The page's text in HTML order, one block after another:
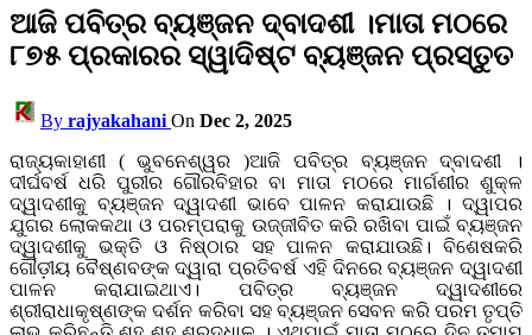
ଆଜି ପବିତ୍ର ବ୍ୟଞ୍ଜନ ଦ୍ବାଦଶୀ ।ମାତା ମଠରେ
୮୭୫ ପ୍ରକାରର ସ୍ୱାଦିଷ୍ଟ ବ୍ୟଞ୍ଜନ ପ୍ରସ୍ତୁତ
By rajyakahani On Dec 2, 2025
ରାଜ୍ୟକାହାଣୀ ( ଭୁବନେଶ୍ୱର )ଆଜି ପବିତ୍ର ବ୍ୟଞ୍ଜନ ଦ୍ବାଦଶୀ ।
ଦୀର୍ଘବର୍ଷ ଧରି ପୁରୀର ଗୌରବିହାର ବା ମାତା ମଠରେ ମାର୍ଗଶୀର ଶୁକ୍ଳ
ଦ୍ୱାଦଶୀକୁ ବ୍ୟଞ୍ଜନ ଦ୍ୱାଦଶୀ ଭାବେ ପାଳନ କରାଯାଉଛି । ଦ୍ୱାପର
ଯୁଗର ଲୋକକଥା ଓ ପରମ୍ପରାକୁ ଉଜ୍ଜୀବିତ କରି ରଖିବା ପାଇଁ ବ୍ୟଞ୍ଜନ
ଦ୍ୱାଦଶୀକୁ ଭକ୍ତି ଓ ନିଷ୍ଠାର ସହ ପାଳନ କରାଯାଉଛି। ବିଶେଷକରି
ଗୌଡ଼ୀୟ ବୈଷ୍ଣବଙ୍କ ଦ୍ୱାରା ପ୍ରତିବର୍ଷ ଏହି ଦିନରେ ବ୍ୟଞ୍ଜନ ଦ୍ୱାଦଶୀ
ପାଳନ କରାଯାଇଥାଏ। ପବିତ୍ର ବ୍ୟଞ୍ଜନ ଦ୍ୱାଦଶୀରେ
ଶ୍ରୀରାଧାକୃଷ୍ଣଙ୍କ ଦର୍ଶନ କରିବା ସହ ବ୍ୟଞ୍ଜନ ସେବନ କରି ପରମ ତୃପ୍ତି